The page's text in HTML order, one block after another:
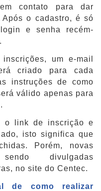
contato para dar
o cadastro, é só
e senha recém-
um e-mail
criado para cada
instruções de como
válido apenas para
o link de inscrição e
isto significa que
Porém, novas
divulgadas
no site do Centec.
de como realizar